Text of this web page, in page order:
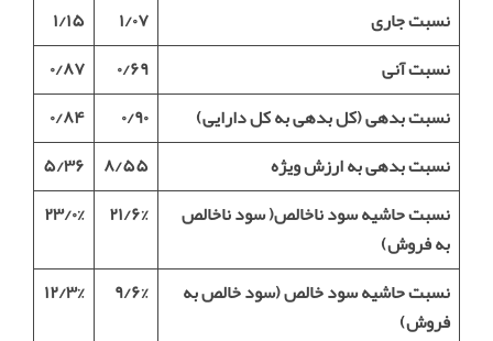
نسبت جاری
۱/۰۷
۱/۱۵
نسبت آنی
۰/۶۹
۰/۸۷
نسبت بدهی (کل بدهی به کل دارایی)
۰/۹۰
۰/۸۴
نسبت بدهی به ارزش ویژه
۸/۵۵ ۵/۳۶
نسبت حاشیه سود ناخالص( سود ناخالص
به فروش)
۲۱/۶% ۲۳/۰%
نسبت حاشیه سود خالص (سود خالص به
فروش)
۹/۶% ۱۲/۳%